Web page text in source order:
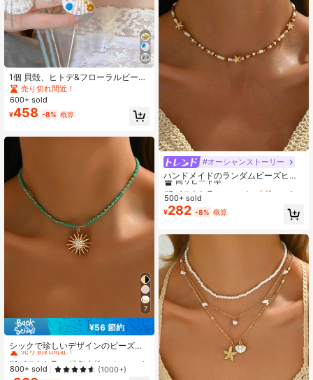
1個 貝殻、ヒトデ&フローラルビーズ
ペンダントネックレス、マルチカラ
ー編み込みフェイクパール&天然石、
女性の夏のビーチホリデー
売り切れ間近！
600+ sold
¥458 -8% 概算
7
¥56 節約
シックで珍しいデザインのビーズ太
陽、星、月型ペンダントネックレス1
個 女性用
#1 ベストセラー
緑色 女性のペンダントネックレス
売り切れ間近！
#1 ベストセラー
売り切れ間近！
#1 ベストセラー
売り切れ間近！
800+ sold (1000+)
#オーシャンストーリー
ハンドメイドのランダムビーズヒト
デネックレス1個 夏のビーチの海を
テーマにした女性用ジュエリー、普
段使いやビーチパーティーに最適
#5 ベストセラー
コッパー 女性用チョーカー
高リピート率
#5 ベストセラー
高リピート率
#5 ベストセラー
高リピート率
#5 ベストセラー
500+ sold
¥282 -8% 概算